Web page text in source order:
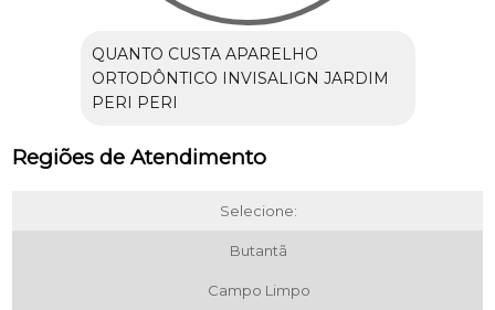
QUANTO CUSTA APARELHO
ORTODÔNTICO INVISALIGN JARDIM
PERI PERI
Regiões de Atendimento
Selecione:
Butantã
Campo Limpo